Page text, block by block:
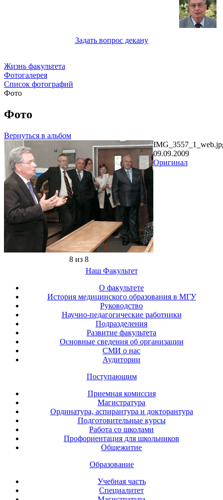
Задать вопрос декану
Жизнь факультета
Фотогалерея
Список фотографий
Фото
Фото
Вернуться в альбом
8 из 8
09.09.2009
Оригинал
Наш Факультет
О факультете
История медицинского образования в МГУ
Руководство
Научно-педагогические работники
Подразделения
Развитие факультета
Основные сведения об организации
СМИ о нас
Аудитории
Поступающим
Приемная комиссия
Магистратура
Ординатура, аспирантура и докторантура
Подготовительные курсы
Работа со школами
Профориентация для школьников
Общежитие
Образование
Учебная часть
Специалитет